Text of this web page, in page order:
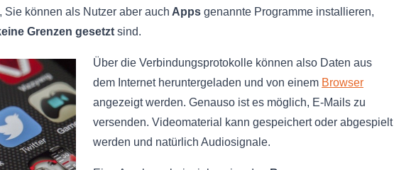
, Sie können als Nutzer aber auch Apps genannte Programme installieren,
Grenzen gesetzt sind.
Über die Verbindungsprotokolle können also Daten aus
dem Internet heruntergeladen und von einem Browser
angezeigt werden. Genauso ist es möglich, E-Mails zu
versenden. Videomaterial kann gespeichert oder abgespielt
werden und natürlich Audiosignale.